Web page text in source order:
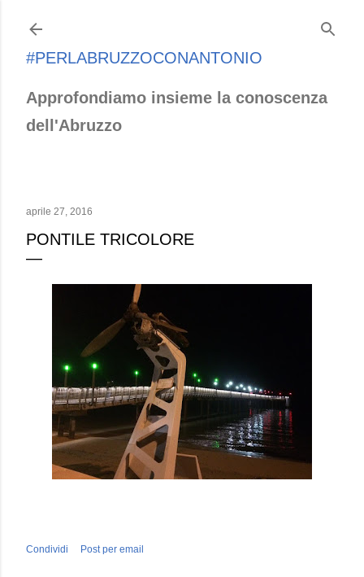
#PERLABRUZZOCONANTONIO
Approfondiamo insieme la conoscenza
dell'Abruzzo
aprile 27, 2016
PONTILE TRICOLORE
Condividi Post per email